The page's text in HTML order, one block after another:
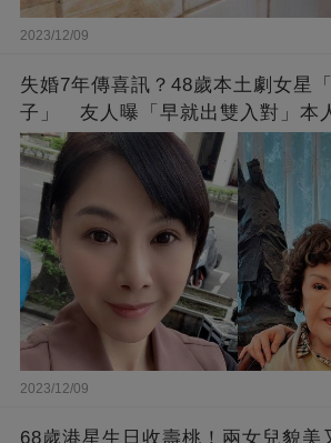
2023/12/09
失婚7年傳喜訊？48歲本土劇女星
子」 友人曝「早就出雙入對」本
2023/12/09
68歲港星生日收壽桃！兩女兒貌美